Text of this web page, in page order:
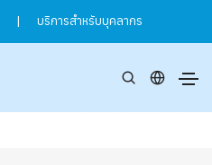
| บริการสำหรับบุคลากร